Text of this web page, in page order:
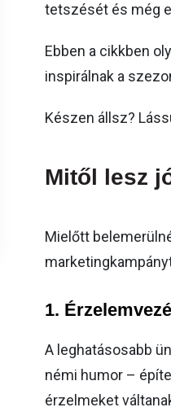
tetszését és még
Ebben a cikkben
inspirálnak a
Készen állsz?
Mitől lesz
Mielőtt
1.
A leghatásosabb
némi humor –
érzelmeket